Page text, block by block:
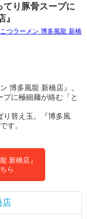
てり豚骨スープに
博多風龍 新橋店』。
に極細麺が絡む「と
り替え玉。『博多風
す。
新橋店』
ら
店